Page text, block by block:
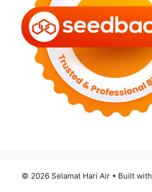
© 2026 Selamat Hari Air• Built with